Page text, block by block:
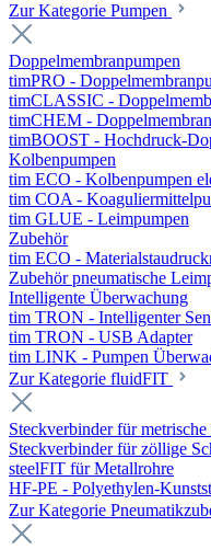
Zur Kategorie Pumpen
Doppelmembranpumpen
timPRO -
timCLASSIC -
timCHEM -
timBOOST - Hochdruck-
Kolbenpumpen
tim ECO - Kolbenpumpen
tim COA -
tim GLUE - Leimpumpen
Zubehör
tim ECO -
Zubehör pneumatische
Intelligente Überwachung
tim TRON - Intelligenter
tim TRON - USB Adapter
tim LINK - Pumpen
Zur Kategorie fluidFIT
Steckverbinder für metrische
Steckverbinder für zöllige
steelFIT für Metallrohre
HF-PE - Polyethylen-
Zur Kategorie